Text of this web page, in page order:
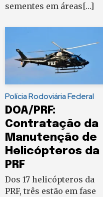
sementes em áreas[…]
Polícia Rodoviária Federal
DOA/PRF:
Contratação da
Manutenção de
Helicópteros da
PRF
Dos 17 helicópteros da
PRF, três estão em fase